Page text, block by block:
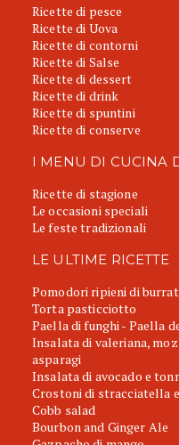
Ricette di pesce
Ricette di Uova
Ricette di contorni
Ricette di Salse
Ricette di dessert
Ricette di drink
Ricette di spuntini
Ricette di conserve
I MENU DI CUCINA
Ricette di stagione
Le occasioni speciali
Le feste tradizionali
LE ULTIME RICETTE
Pomodori ripieni di
Torta pasticciotto
Paella di funghi - Paella
Insalata di valeriana,
asparagi
Insalata di avocado e
Crostoni di stracciatella
Cobb salad
Bourbon and Ginger Ale